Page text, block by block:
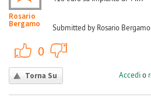
Rosario
Bergamo Submitted by Rosario
0
Torna Su Accedio